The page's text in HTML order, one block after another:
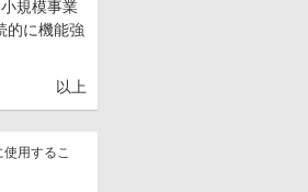
規模事業
的に機能強
以上
用するこ